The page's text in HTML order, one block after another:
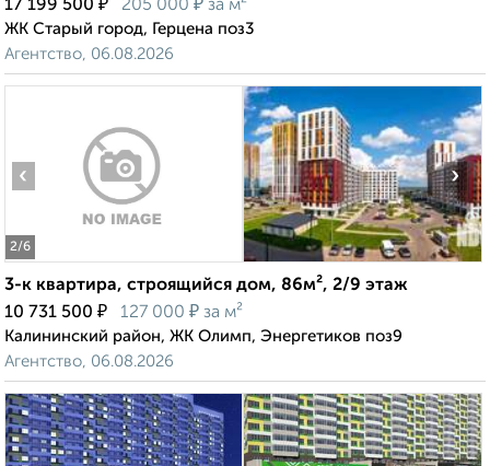
17 199 500 ₽ 205 000 ₽ за м²
ЖК Старый город, Герцена поз3
Агентство, 06.08.2026
2/6
‹ ›
3-к квартира, строящийся дом, 86м², 2/9 этаж
10 731 500 ₽ 127 000 ₽ за м²
Калининский район, ЖК Олимп, Энергетиков поз9
Агентство, 06.08.2026